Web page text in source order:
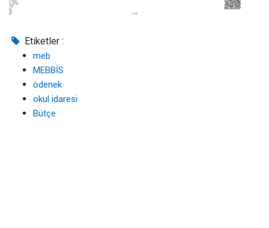
Etiketler :
meb
MEBBİS
ödenek
okul idaresi
Bütçe